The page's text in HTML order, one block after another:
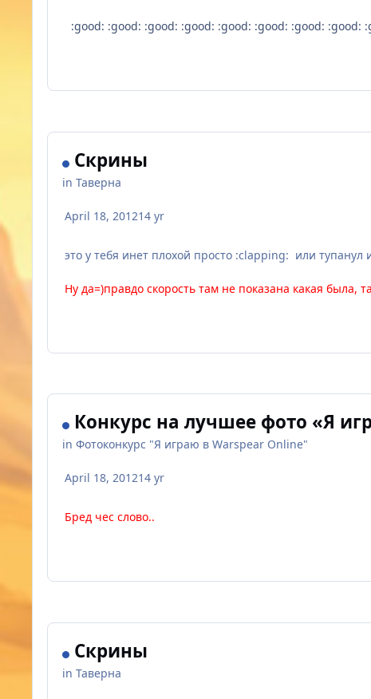
:good: :good: :good: :good: :good: :good: :good: :good:
Скрины
inТаверна
April 18, 201214 yr
это у тебя инет плохой просто :clapping: или тупанул
Ну да=)правдо скорость там не показана какая была,
Конкурс на лучшее фото «Я
inФотоконкурс "Я играю в Warspear Online"
April 18, 201214 yr
Бред чес слово..
Скрины
inТаверна